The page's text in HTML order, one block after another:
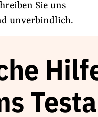
Sie uns
unverbindlich.